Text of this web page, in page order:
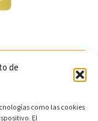
de
como las cookies
El